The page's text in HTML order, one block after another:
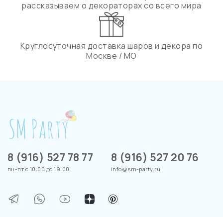
рассказываем о декораторах со всего мира
Круглосуточная доставка шаров и декора по
Москве / МО
8 (916) 527 78 77
пн-пт с 10:00 до 19:00
8 (916) 527 20 76
info@sm-party.ru